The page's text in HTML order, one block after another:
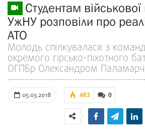
Студентам
УжНУ розповіли про
АТО
Молодь спілкувалася з
окремого гірсько-піхотного
ОГПБр Олександром
05.03.2018 0
463